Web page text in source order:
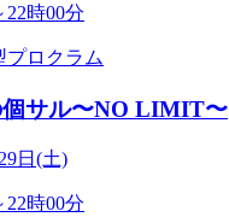
22時00分
プロクラム
個サル〜NO LIMIT〜
日(土)
22時00分